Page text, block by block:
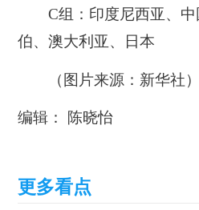
C组：印度尼西亚、中
伯、澳大利亚、日本
（图片来源：新华社）
编辑： 陈晓怡